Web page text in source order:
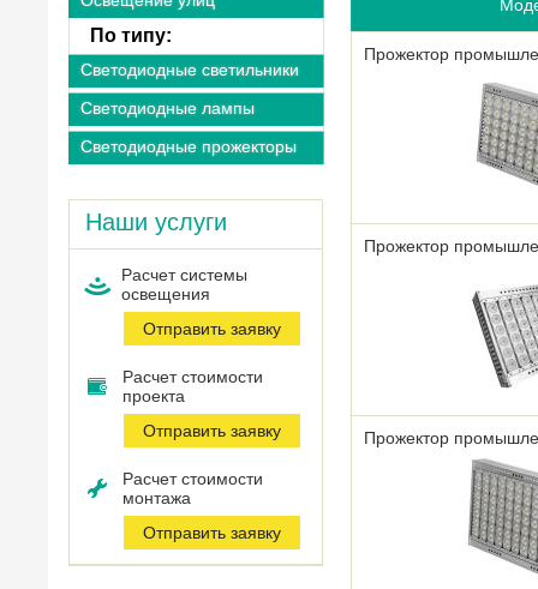
По типу:
Светодиодные светильники
Светодиодные лампы
Светодиодные прожекторы
Наши услуги
Расчет системы
оcвещения
Отправить заявку
Расчет стоимости
проекта
Отправить заявку
Расчет стоимости
монтажа
Отправить заявку
Прожектор
Прожектор
Прожектор